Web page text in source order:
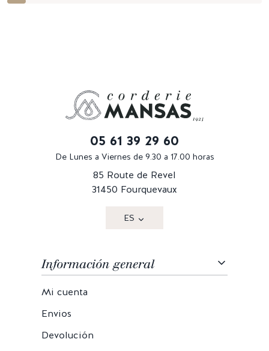
05 61 39 29 60
De Lunes a Viernes de 9.30 a 17.00 horas
85 Route de Revel
31450 Fourquevaux
ES
Información general
Mi cuenta
Envios
Devolución